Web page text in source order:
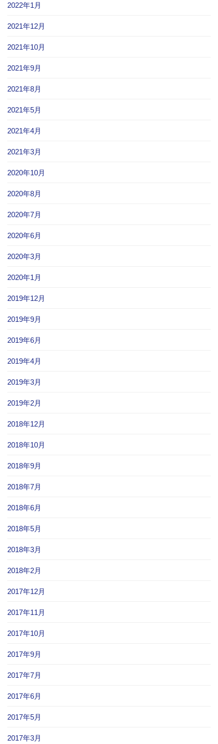
2022年1月
2021年12月
2021年10月
2021年9月
2021年8月
2021年5月
2021年4月
2021年3月
2020年10月
2020年8月
2020年7月
2020年6月
2020年3月
2020年1月
2019年12月
2019年9月
2019年6月
2019年4月
2019年3月
2019年2月
2018年12月
2018年10月
2018年9月
2018年7月
2018年6月
2018年5月
2018年3月
2018年2月
2017年12月
2017年11月
2017年10月
2017年9月
2017年7月
2017年6月
2017年5月
2017年3月